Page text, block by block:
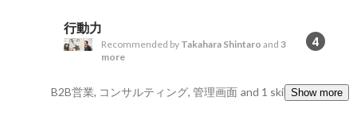
行動力
4
Recommended by Takahara Shintaro and 3
more
B2B営業, コンサルティング, 管理画面 and 1 skillsShow more